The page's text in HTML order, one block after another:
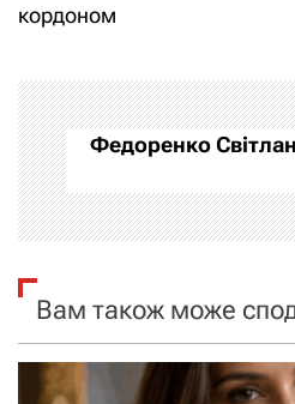
г
а
ц
і
я
з
а
кордоном
Федоренко
Вам також може